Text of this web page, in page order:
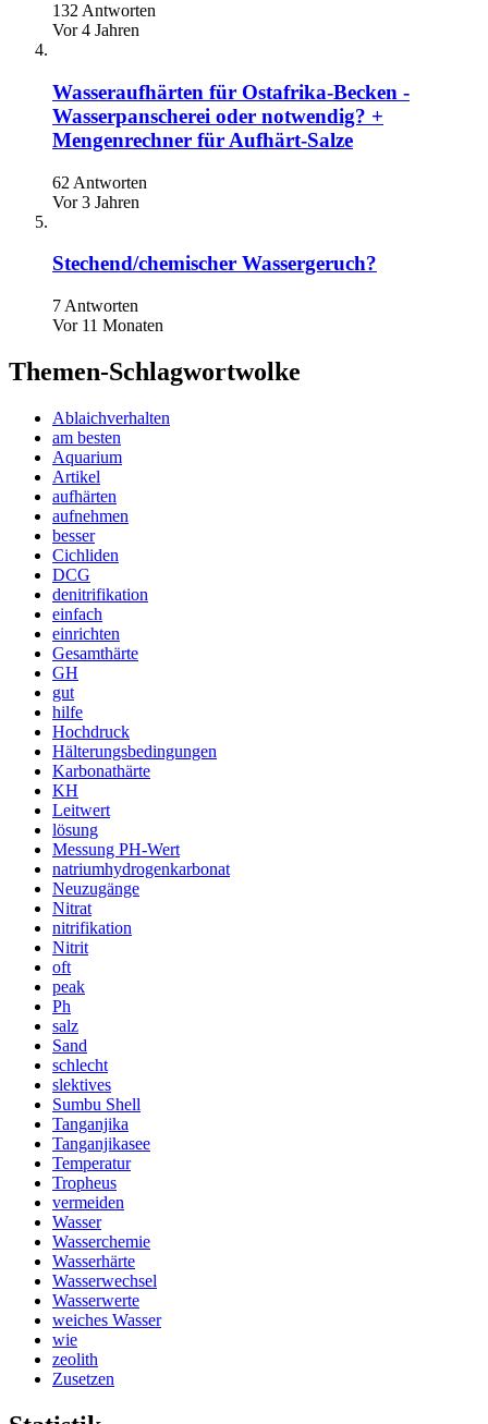
132 Antworten
Vor 4 Jahren
Wasseraufhärten für Ostafrika-Becken -
Wasserpanscherei oder notwendig? +
Mengenrechner für Aufhärt-Salze
62 Antworten
Vor 3 Jahren
Stechend/chemischer Wassergeruch?
7 Antworten
Vor 11 Monaten
Themen-Schlagwortwolke
Ablaichverhalten
am besten
Aquarium
Artikel
aufhärten
aufnehmen
besser
Cichliden
DCG
denitrifikation
einfach
einrichten
Gesamthärte
GH
gut
hilfe
Hochdruck
Hälterungsbedingungen
Karbonathärte
KH
Leitwert
lösung
Messung PH-Wert
natriumhydrogenkarbonat
Neuzugänge
Nitrat
nitrifikation
Nitrit
oft
peak
Ph
salz
Sand
schlecht
slektives
Sumbu Shell
Tanganjika
Tanganjikasee
Temperatur
Tropheus
vermeiden
Wasser
Wasserchemie
Wasserhärte
Wasserwechsel
Wasserwerte
weiches Wasser
wie
zeolith
Zusetzen